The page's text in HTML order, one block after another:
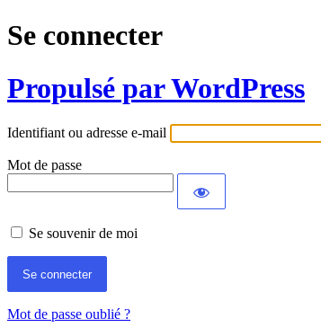
Se connecter
Propulsé par WordPress
Identifiant ou adresse e-mail
Mot de passe
Se souvenir de moi
Mot de passe oublié ?